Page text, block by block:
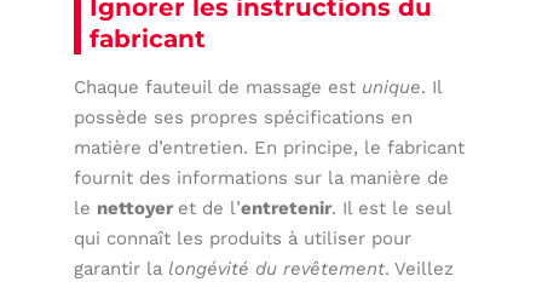
Ignorer les instructions du
fabricant
Chaque fauteuil de massage est unique. Il
possède ses propres spécifications en
matière d’entretien. En principe, le fabricant
fournit des informations sur la manière de
le nettoyer et de l’entretenir. Il est le seul
qui connaît les produits à utiliser pour
garantir la longévité du revêtement. Veillez